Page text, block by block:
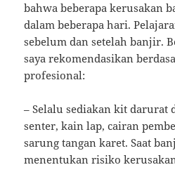
bahwa beberapa kerusakan
dalam beberapa hari.
sebelum dan setelah banjir.
saya rekomendasikan
profesional:
– Selalu sediakan kit darurat
senter, kain lap, cairan
sarung tangan karet. Saat
menentukan risiko